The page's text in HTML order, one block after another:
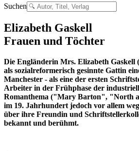
Suchen
Elizabeth Gaskell
Frauen und Töchter
Die Engländerin Mrs. Elizabeth Gaskell
als sozialreformerisch gesinnte Gattin
Manchester - als eine der ersten
Arbeiter in der Frühphase der
Romanthema ("Mary Barton", "North
im 19. Jahrhundert jedoch vor allem
über ihre Freundin und
bekannt und berühmt.